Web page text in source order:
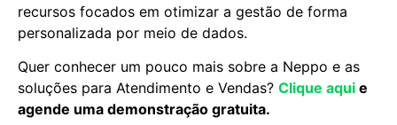
recursos focados em otimizar a gestão de forma
personalizada por meio de dados.
Quer conhecer um pouco mais sobre a Neppo e as
soluções para Atendimento e Vendas? Clique aqui e
agende uma demonstração gratuita.